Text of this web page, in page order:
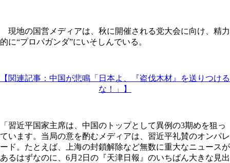
現地の国営メディアは、秋に開催される党大会に向け、精力
的に“プロパガンダ”にいそしんでいる。
【関連記事：中国が悲鳴「日本よ、『盗伐木材』を送りつける
な！」】
「習近平国家主席は、中国のトップとして異例の3期めを狙っ
ています。当局の意を酌むメディアは、習近平礼賛のオンパレ
ード。たとえば、上海の封鎖解除など無数に重大なニュースが
あるはずなのに、6月2日の『天津日報』のいちばん大きな見出